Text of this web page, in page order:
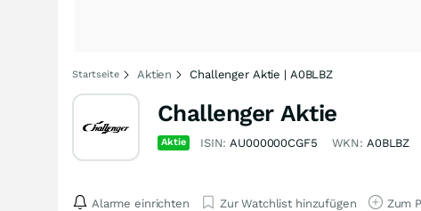
Startseite Aktien Challenger Aktie | A0BLBZ
Challenger Aktie
Aktie ISIN:AU000000CGF5 WKN: A0BLBZ
Alarme einrichten Zur Watchlist hinzufügen Zum